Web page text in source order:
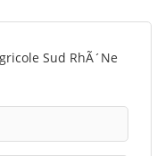
Sud RhÃ´ne